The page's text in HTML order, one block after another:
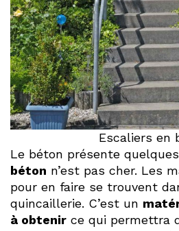
Escaliers en
Le béton présente
béton n’est pas cher. Les
pour en faire se trouvent
quincaillerie. C’est un
à obtenir ce qui permettra